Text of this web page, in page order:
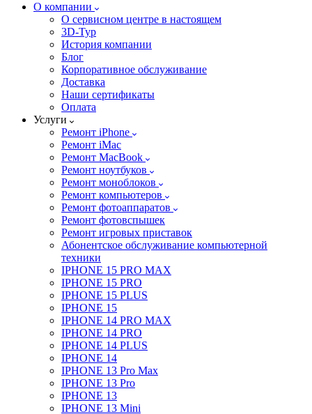
О компании
О сервисном центре в настоящем
3D-Тур
История компании
Блог
Корпоративное обслуживание
Доставка
Наши сертификаты
Оплата
Услуги
Ремонт iPhone
Ремонт iMac
Ремонт MacBook
Ремонт ноутбуков
Ремонт моноблоков
Ремонт компьютеров
Ремонт фотоаппаратов
Ремонт фотовспышек
Ремонт игровых приставок
Абонентское обслуживание компьютерной
техники
IPHONE 15 PRO MAX
IPHONE 15 PRO
IPHONE 15 PLUS
IPHONE 15
IPHONE 14 PRO MAX
IPHONE 14 PRO
IPHONE 14 PLUS
IPHONE 14
IPHONE 13 Pro Max
IPHONE 13 Pro
IPHONE 13
IPHONE 13 Mini